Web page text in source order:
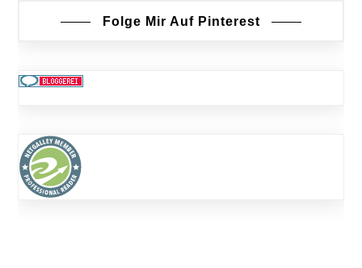
Folge Mir Auf Pinterest